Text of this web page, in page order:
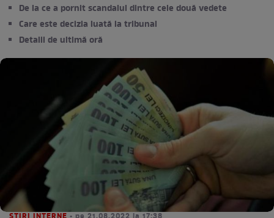
De la ce a pornit scandalul dintre cele două vedete
Care este decizia luată la tribunal
Detalii de ultimă oră